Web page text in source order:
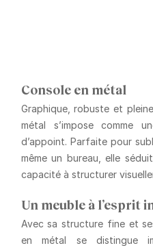
Console en métal
Graphique, robuste et
métal s’impose comme
d’appoint. Parfaite pour
même un bureau, elle
capacité à structurer
Un meuble à l’esprit
Avec sa structure fine et
en métal se distingue